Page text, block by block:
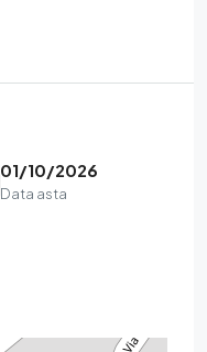
01/10/2026
Data asta